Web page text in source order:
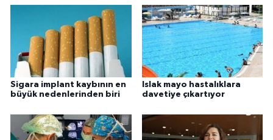
Sigara implant kaybının en
büyük nedenlerinden biri
Islak mayo hastalıklara
davetiye çıkartıyor